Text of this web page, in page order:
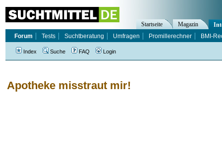
Apotheke misstraut mir!
Startseite Magazin
Forum
Tests Suchtberatung Umfragen Promillerechner BMI-
Index Suche FAQ Login